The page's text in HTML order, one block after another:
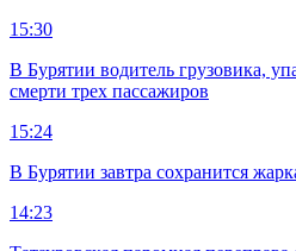
15:30
В Бурятии водитель грузовика,
смерти трех пассажиров
15:24
В Бурятии завтра сохранится
14:23